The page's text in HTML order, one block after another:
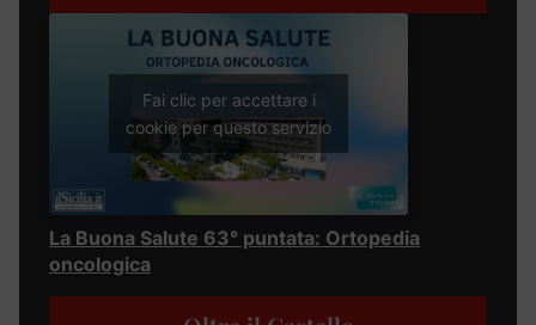
Fai clic per accettare i
cookie per questo servizio
La Buona Salute 63° puntata: Ortopedia
oncologica